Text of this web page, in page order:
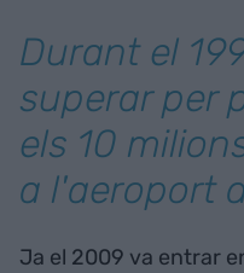
Durant el
superar per
els 10
a l'aeroport
Ja el 2009 va entrar